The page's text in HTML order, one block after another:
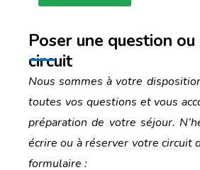
Poser une question
circuit
Nous sommes à votre
toutes vos questions et vous
préparation de votre séjour.
écrire ou à réserver votre circuit
formulaire :